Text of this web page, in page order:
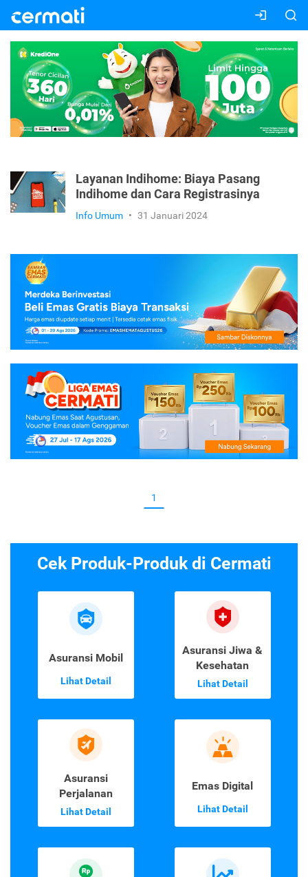
Layanan Indihome: Biaya Pasang
Indihome dan Cara Registrasinya
Info Umum • 31 Januari 2024
1
Cek Produk-Produk di Cermati
Asuransi Mobil
Lihat Detail
Asuransi Jiwa &
Kesehatan
Lihat Detail
Asuransi
Perjalanan
Lihat Detail
Emas Digital
Lihat Detail